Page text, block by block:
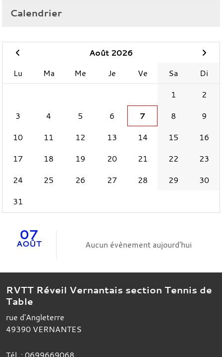
Calendrier
Août 2026
Lu
Ma Me Je Ve Sa
Di
1
2
3
4 5 6 7 8
9
10
11 12 13 14 15
16
17
18 19 20 21 22
23
24
25 26 27 28 29
30
31
07
AOÛT Aucun évènement aujourd'hui
RVTT Réveil Vernantais section Tennis de
Table
rue d'Angleterre
49390 VERNANTES